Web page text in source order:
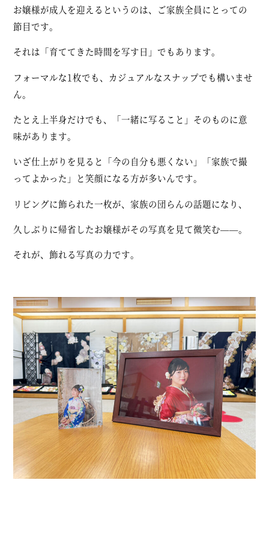
お嬢様が成人を迎えるというのは、ご家族全員にとっての
節目です。
それは「育ててきた時間を写す日」でもあります。
フォーマルな1枚でも、カジュアルなスナップでも構いませ
ん。
たとえ上半身だけでも、「一緒に写ること」そのものに意
味があります。
いざ仕上がりを見ると「今の自分も悪くない」「家族で撮
ってよかった」と笑顔になる方が多いんです。
リビングに飾られた一枚が、家族の団らんの話題になり、
久しぶりに帰省したお嬢様がその写真を見て微笑む——。
それが、飾れる写真の力です。